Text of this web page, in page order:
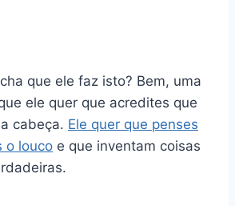
que ele faz isto? Bem, uma
ele quer que acredites que
cabeça. Ele quer que penses
o louco e que inventam coisas